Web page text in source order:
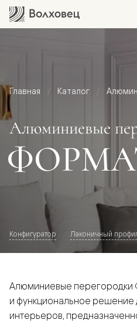
Главная Каталог
Алюминиевые
Конфигуратор Лаконичный
Алюминиевые перегородки
и функциональное решение
интерьеров,